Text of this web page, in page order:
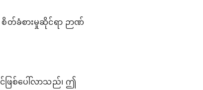
တ်ခံစားမှုဆိုင်ရာ ဉာဏ်
င်ဖြစ်ပေါ်လာသည်၊ ဤ